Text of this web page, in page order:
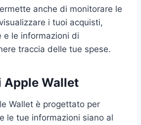
anche di monitorare le
i tuoi acquisti,
le informazioni di
traccia delle tue spese.
Apple Wallet
Wallet è progettato per
le tue informazioni siano al